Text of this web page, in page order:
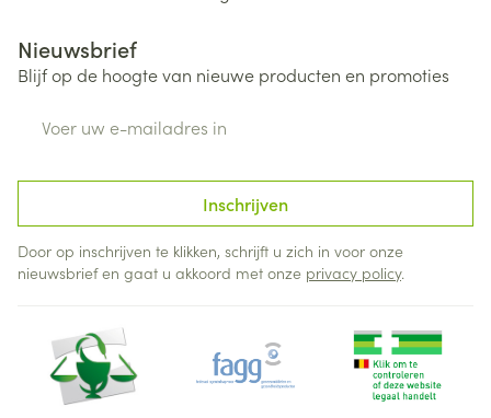
Nieuwsbrief
Blijf op de hoogte van nieuwe producten en promoties
Inschrijven
Door op inschrijven te klikken, schrijft u zich in voor onze
nieuwsbrief en gaat u akkoord met onze privacy policy.